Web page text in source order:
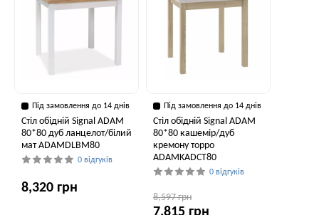
Під замовлення до 14 днів
Стіл обідній Signal ADAM
80*80 дуб ланцелот/білий
мат ADAMDLBM80
0 відгуків
8,320 грн
Під замовлення до 14 днів
Стіл обідній Signal ADAM
80*80 кашемір/дуб
кремону торро
ADAMKADCT80
0 відгуків
8,597 грн
7,815 грн